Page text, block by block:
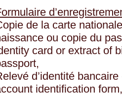
de la carte
ou copie du
card or extract of
d’identité
identification form,